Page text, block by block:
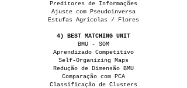
Preditores de Informações
Ajuste com Pseudoinversa
Estufas Agrícolas / Flores
4) BEST MATCHING UNIT
BMU - SOM
Aprendizado Competitivo
Self-Organizing Maps
Redução de Dimensão BMU
Comparação com PCA
Classificação de Clusters